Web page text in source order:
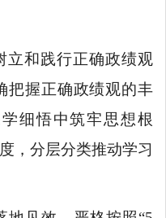
立和践行正确政绩观
把握正确政绩观的丰
细悟中筑牢思想根
，分层分类推动学习